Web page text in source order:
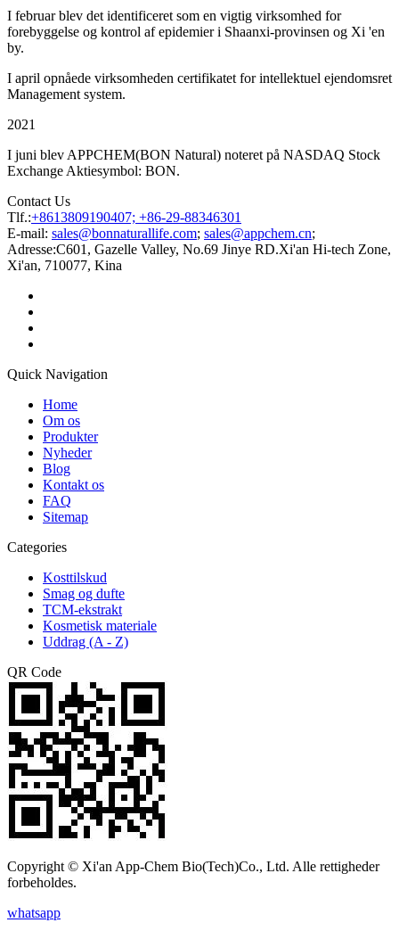
I februar blev det identificeret som en vigtig virksomhed for
forebyggelse og kontrol af epidemier i Shaanxi-provinsen og Xi 'en
by.
I april opnåede virksomheden certifikatet for intellektuel ejendomsret
Management system.
2021
I juni blev APPCHEM(BON Natural) noteret på NASDAQ Stock
Exchange Aktiesymbol: BON.
Contact Us
Tlf.:+8613809190407; +86-29-88346301
E-mail: sales@bonnaturallife.com; sales@appchem.cn;
Adresse:C601, Gazelle Valley, No.69 Jinye RD.Xi'an Hi-tech Zone,
Xi'an, 710077, Kina
Quick Navigation
Home
Om os
Produkter
Nyheder
Blog
Kontakt os
FAQ
Sitemap
Categories
Kosttilskud
Smag og dufte
TCM-ekstrakt
Kosmetisk materiale
Uddrag (A - Z)
QR Code
Copyright © Xi'an App-Chem Bio(Tech)Co., Ltd. Alle rettigheder
forbeholdes.
whatsapp